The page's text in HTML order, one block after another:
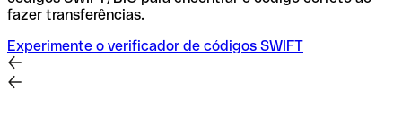
fazer transferências.
Experimente o verificador de códigos SWIFT